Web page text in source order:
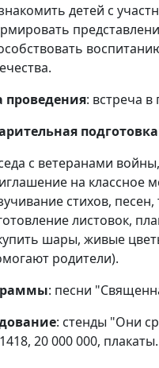
детей с
: встреча в
подготовка
с ветеранами
на классное
стихов, песен,
листовок,
шары, живые
родители).
: песни
: стенды "Они
20 000 000, плакаты.